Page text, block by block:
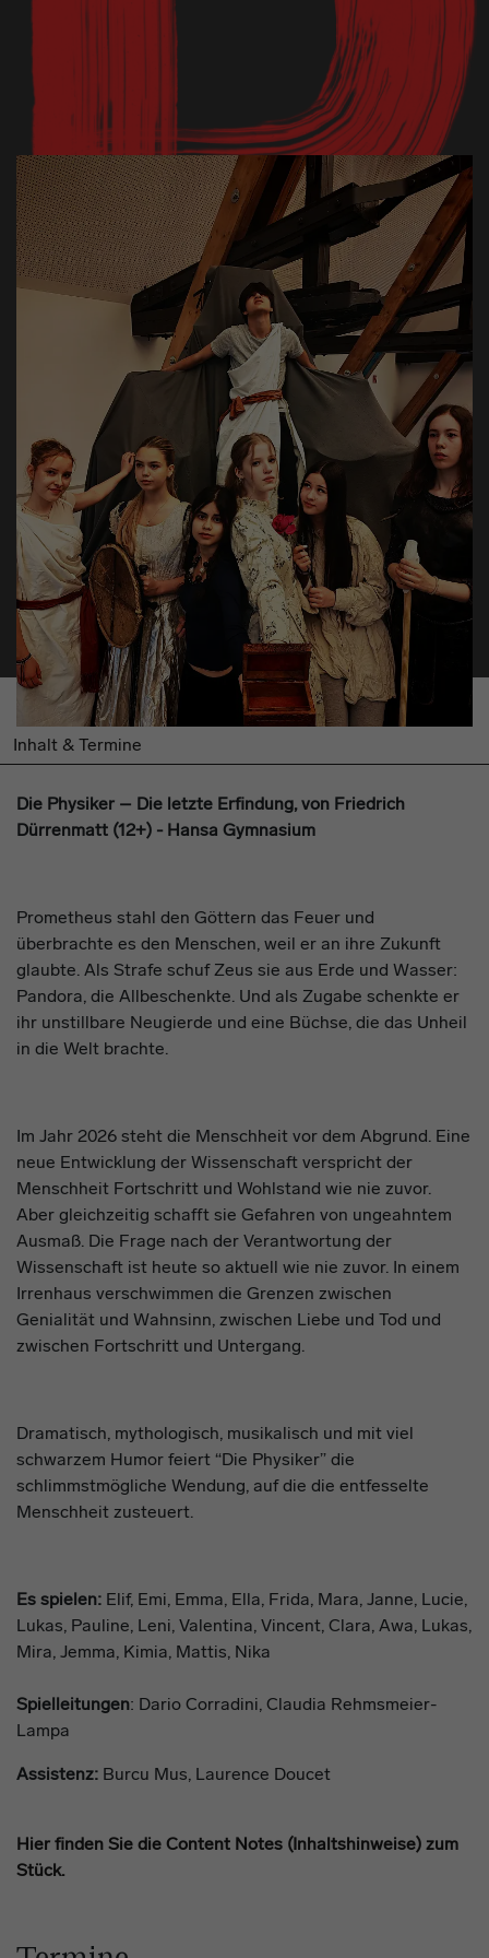
Workshop
Inhalt & Termine
Die Physiker – Die letzte Erfindung, von Friedrich
Dürrenmatt (12+) - Hansa Gymnasium
Prometheus stahl den Göttern das Feuer und
überbrachte es den Menschen, weil er an ihre Zukunft
glaubte. Als Strafe schuf Zeus sie aus Erde und Wasser:
Pandora, die Allbeschenkte. Und als Zugabe schenkte er
ihr unstillbare Neugierde und eine Büchse, die das Unheil
in die Welt brachte
Im Jahr 2026 steht die Menschheit vor dem Abgrund. Eine
neue Entwicklung der Wissenschaft verspricht der
Menschheit Fortschritt und Wohlstand wie nie zuvor.
Aber gleichzeitig schafft sie Gefahren von ungeahntem
Ausmaß. Die Frage nach der Verantwortung der
Wissenschaft ist heute so aktuell wie nie zuvor. In einem
Irrenhaus verschwimmen die Grenzen zwischen
Genialität und Wahnsinn, zwischen Liebe und Tod und
zwischen Fortschritt und Untergang.
Dramatisch, mythologisch, musikalisch und mit viel
schwarzem Humor feiert “Die Physiker” die
schlimmstmögliche Wendung, auf die die entfesselte
Menschheit zusteuert.
Es spielen: Elif, Emi, Emma, Ella, Frida, Mara, Janne, Lucie,
Lukas, Pauline, Leni, Valentina, Vincent, Clara, Awa, Lukas,
Mira, Jemma, Kimia, Mattis, Nika
Spielleitungen: Dario Corradini, Claudia Rehmsmeier-
Lampa
Assistenz: Burcu Mus, Laurence Doucet
Hier finden Sie die Content Notes (Inhaltshinweise) zum
Stück.